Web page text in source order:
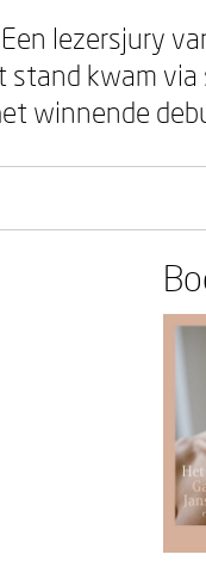
lezersjury
kwam via
winnende